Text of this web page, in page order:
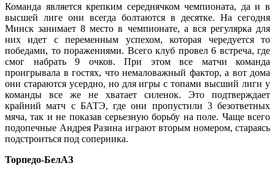
Команда является крепким середнячком чемпионата, да и в
высшей лиге они всегда болтаются в десятке. На сегодня
Минск занимает 8 место в чемпионате, а вся регулярка для
них идет с переменным успехом, которая чередуется то
победами, то поражениями. Всего клуб провел 6 встреча, где
смог набрать 9 очков. При этом все матчи команда
проигрывала в гостях, что немаловажный фактор, а вот дома
они стараются усердно, но для игры с топами высший лиги у
команды все же не хватает силенок. Это подтверждает
крайний матч с БАТЭ, где они пропустили 3 безответных
мяча, так и не показав серьезную борьбу на поле. Чаще всего
подопечные Андрея Разина играют вторым номером, стараясь
подстроиться под соперника.
Торпедо-БелАЗ